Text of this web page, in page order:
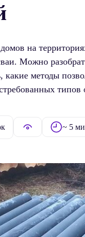
на
Можно
методы
типов
~ 5